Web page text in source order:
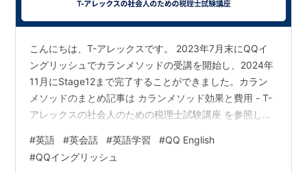
こんにちは、T-アレックスです。 2023年7月末にQQイ
ングリッシュでカランメソッドの受講を開始し、2024年
11月にStage12まで完了することができました。カラン
メソッドのまとめ記事は カランメソッド効果と費用 - T-
アレックスの社会人のための税理士試験講座 を参照して
QQイングリッシュのトピックカンバセーション（初級）
を受講することにしました。この記事にプロモーション
#英語 #英会話 #英語学習 #QQ English
#QQイングリッシュ